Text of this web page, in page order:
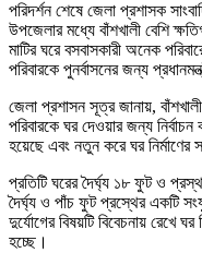
পরিদর্শন শেষে জেলা প্রশাসক
উপজেলার মধ্যে বাঁশখালী বেশি
মাটির ঘরে বসবাসকারী অনেক
পরিবারকে পুনর্বাসনের জন্য
জেলা প্রশাসন সূত্র জানায়,
পরিবারকে ঘর দেওয়ার জন্য
হয়েছে এবং নতুন করে ঘর নির্মাণের
প্রতিটি ঘরের দৈর্ঘ্য ১৮ ফুট ও
দৈর্ঘ্য ও পাঁচ ফুট প্রস্থের একটি
দুর্যোগের বিষয়টি বিবেচনায় রেখে
হচ্ছে।